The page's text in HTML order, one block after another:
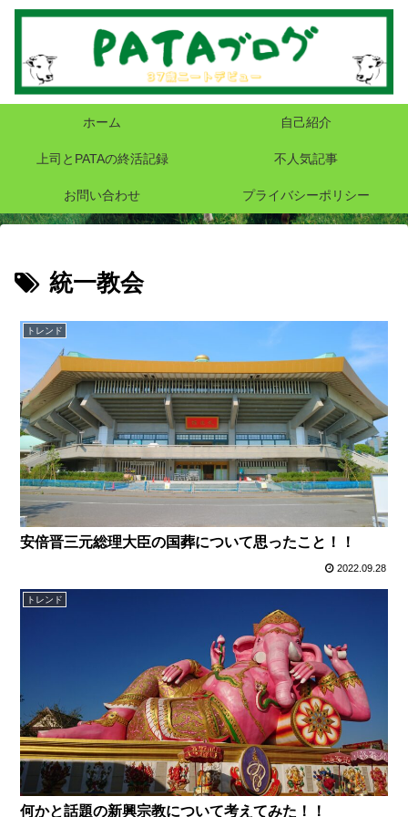
ホーム 自己紹介
上司とPATAの終活記録 不人気記事
お問い合わせ プライバシーポリシー
統一教会
トレンド
安倍晋三元総理大臣の国葬について思ったこと！！
2022.09.28
トレンド
何かと話題の新興宗教について考えてみた！！